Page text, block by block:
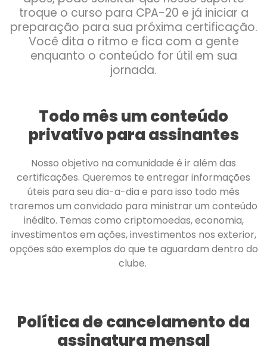
troque o curso para CPA-20 e já iniciar a
preparação para sua próxima certificação.
Você dita o ritmo e fica com a gente
enquanto o conteúdo for útil em sua
jornada.
Todo mês um conteúdo
privativo para assinantes
Nosso objetivo na comunidade é ir além das
certificações. Queremos te entregar informações
úteis para seu dia-a-dia e para isso todo mês
traremos um convidado para ministrar um conteúdo
inédito. Temas como criptomoedas, economia,
investimentos em ações, investimentos nos exterior,
opções são exemplos do que te aguardam dentro do
clube.
Política de cancelamento da
assinatura mensal